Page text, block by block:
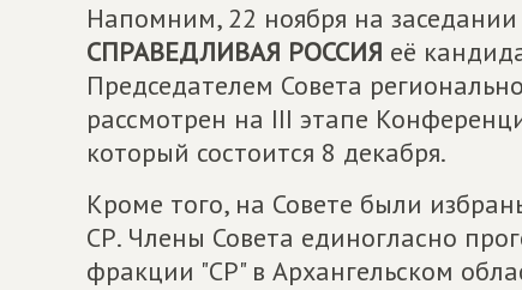
Напомним, 22 ноября на
СПРАВЕДЛИВАЯ РОССИЯ её
Председателем Совета
рассмотрен на III этапе
который состоится 8 декабря.
Кроме того, на Совете были
СР. Члены Совета единогласно
фракции "СР" в Архангельском